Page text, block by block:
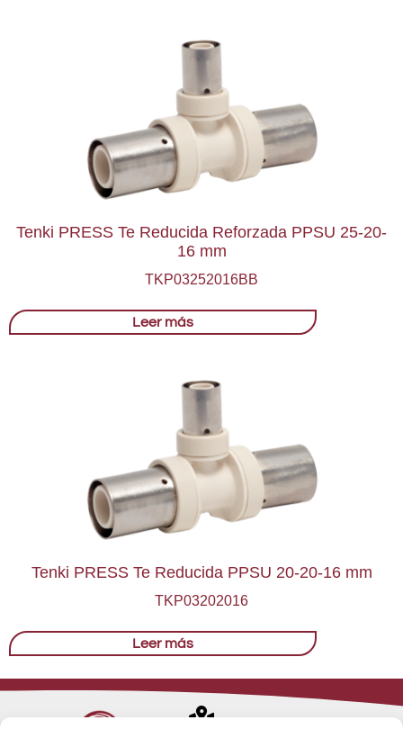
Tenki PRESS Te Reducida Reforzada PPSU 25-20-
16 mm
TKP03252016BB
Leer más
Tenki PRESS Te Reducida PPSU 20-20-16 mm
TKP03202016
Leer más